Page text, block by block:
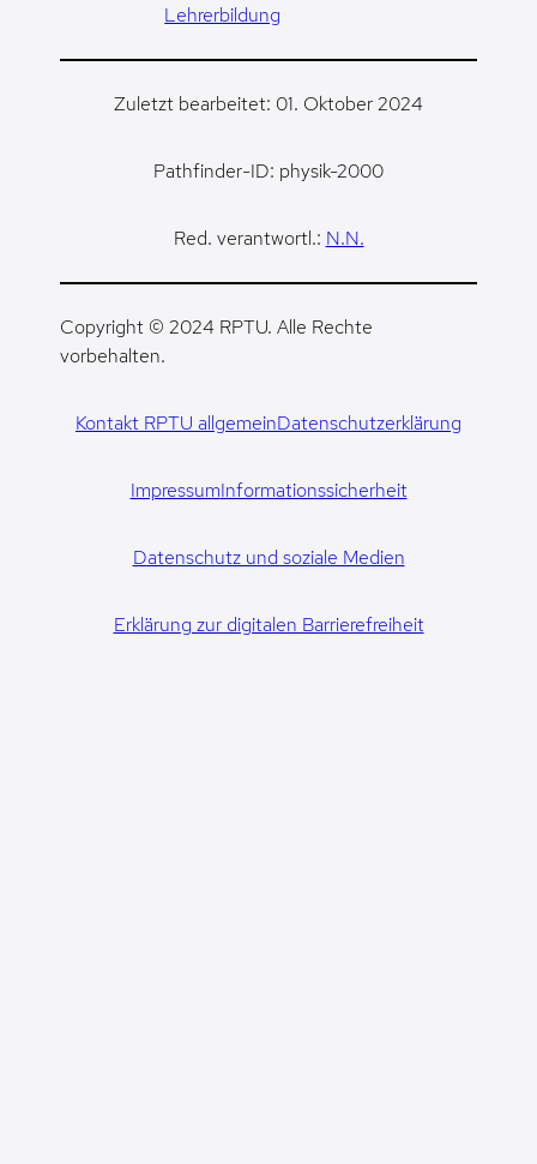
Lehrerbildung
Zuletzt bearbeitet: 01. Oktober 2024
Pathfinder-ID: physik-2000
Red. verantwortl.: N.N.
Copyright © 2024 RPTU. Alle Rechte
vorbehalten.
Kontakt RPTU allgemeinDatenschutzerklärung
ImpressumInformationssicherheit
Datenschutz und soziale Medien
Erklärung zur digitalen Barrierefreiheit